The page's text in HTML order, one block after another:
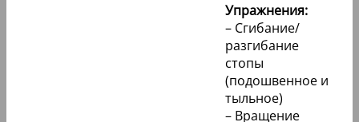
Упражнения:
– Сгибание/
разгибание
стопы
(подошвенное и
тыльное)
– Вращение